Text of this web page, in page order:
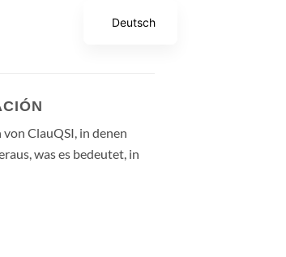
von ClauQSI, in denen
was es bedeutet, in
Deutsch